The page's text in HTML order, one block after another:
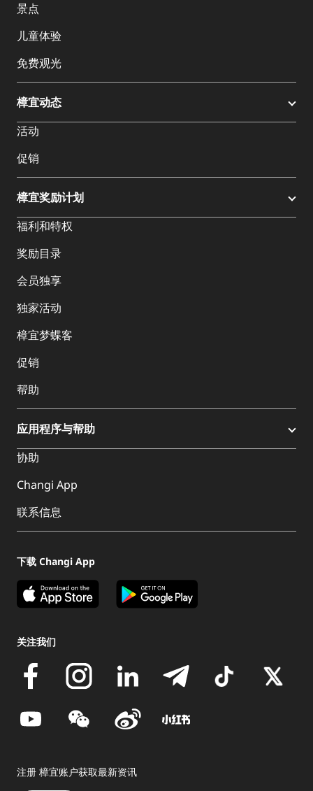
景点
儿童体验
免费观光
樟宜动态
活动
促销
樟宜奖励计划
福利和特权
奖励目录
会员独享
独家活动
樟宜梦蝶客
促销
帮助
应用程序与帮助
协助
Changi App
联系信息
下载 Changi App
关注我们
注册 樟宜账户获取最新资讯